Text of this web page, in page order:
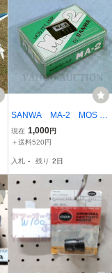
SANWA MA-2 MOS F
ET AMP 未使用品 サン
ワ EPプレーン用マイク
現在 1,000円
＋送料520円
入札 - 残り 2日